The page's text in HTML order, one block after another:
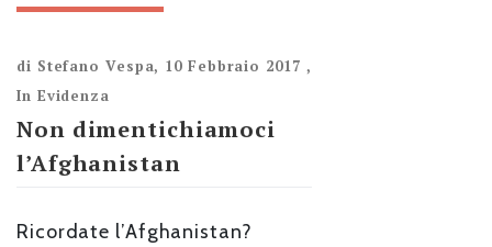
di Stefano Vespa, 10 Febbraio 2017 ,
In Evidenza
Non dimentichiamoci
l’Afghanistan
Ricordate l’Afghanistan?